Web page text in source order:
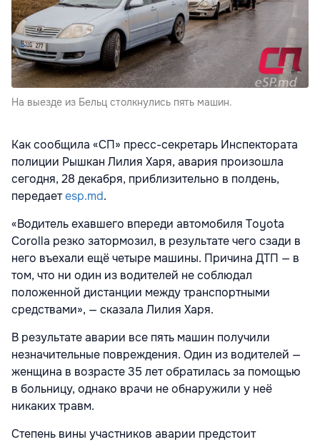
На выезде из Бельц столкнулись пять машин.
Как сообщила «СП» пресс-секретарь Инспектората
полиции Рышкан Лилия Харя, авария произошла
сегодня, 28 декабря, приблизительно в полдень,
передаетesp.md.
«Водитель ехавшего впереди автомобиля Toyota
Corolla резко затормозил, в результате чего сзади в
него въехали ещё четыре машины. Причина ДТП — в
том, что ни один из водителей не соблюдал
положенной дистанции между транспортными
средствами», — сказала Лилия Харя.
В результате аварии все пять машин получили
незначительные повреждения. Один из водителей —
женщина в возрасте 35 лет обратилась за помощью
в больницу, однако врачи не обнаружили у неё
никаких травм.
Степень вины участников аварии предстоит